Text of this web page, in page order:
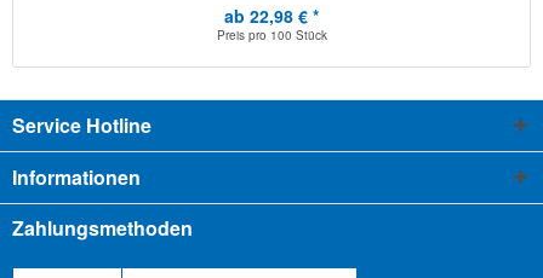
ab 22,98 € *
Preis pro 100 Stück
Service Hotline
Informationen
Zahlungsmethoden